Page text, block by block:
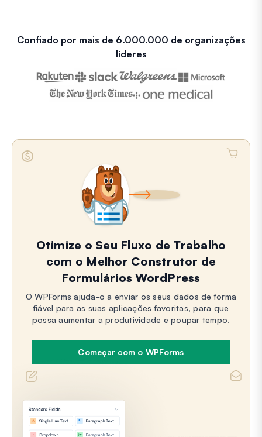
Confiado por mais de 6.000.000 de organizações
líderes
Otimize o Seu Fluxo de Trabalho
com o Melhor Construtor de
Formulários WordPress
O WPForms ajuda-o a enviar os seus dados de forma
fiável para as suas aplicações favoritas, para que
possa aumentar a produtividade e poupar tempo.
Começar com o WPForms